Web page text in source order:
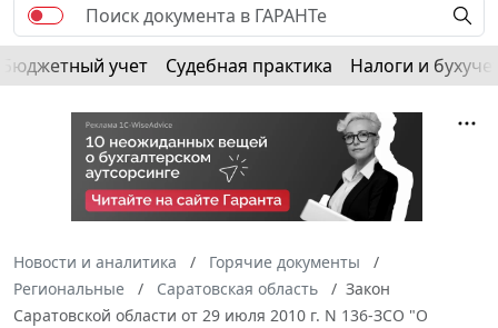
Бюджетный учет Судебная практика Налоги и
Новости и аналитика
Горячие документы
Региональные
Саратовская область
Закон
Саратовской области от 29 июля 2010 г. N 136-ЗСО "О